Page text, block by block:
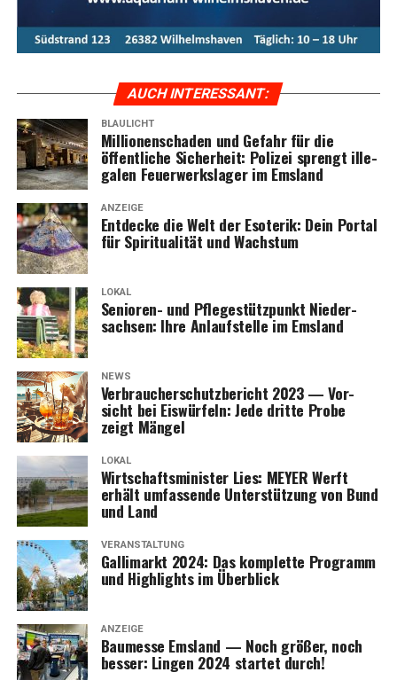
AUCH INTER­ES­SANT:
BLAULICHT
Mil­lio­nen­scha­den und Gefahr für die
öffent­li­che Sicher­heit: Poli­zei sprengt ille­
ga­len Feu­er­werks­la­ger im Emsland
ANZEIGE
Ent­de­cke die Welt der Eso­te­rik: Dein Por­tal
für Spi­ri­tua­li­tät und Wachstum
LOKAL
Senio­ren- und Pfle­ge­stütz­punkt Nie­der­
sach­sen: Ihre Anlauf­stel­le im Emsland
NEWS
Ver­brau­cher­schutz­be­richt 2023 — Vor­
sicht bei Eis­wür­feln: Jede drit­te Pro­be
zeigt Mängel
LOKAL
Wirt­schafts­mi­nis­ter Lies: MEYER Werft
erhält umfas­sen­de Unter­stüt­zung von Bund
und Land
VERANSTALTUNG
Gal­li­markt 2024: Das kom­plet­te Pro­gramm
und High­lights im Überblick
ANZEIGE
Bau­mes­se Ems­land — Noch grö­ßer, noch
bes­ser: Lin­gen 2024 star­tet durch!